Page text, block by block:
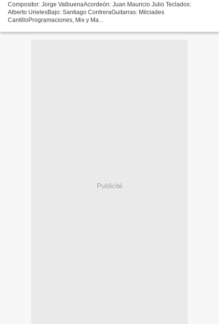
Compositor: Jorge ValbuenaAcordeón: Juan Mauricio Julio Teclados:
Alberto UrielesBajo: Santiago ContreraGuitarras: Milciades
CantilloProgramaciones, Mix y Ma...
Publicité